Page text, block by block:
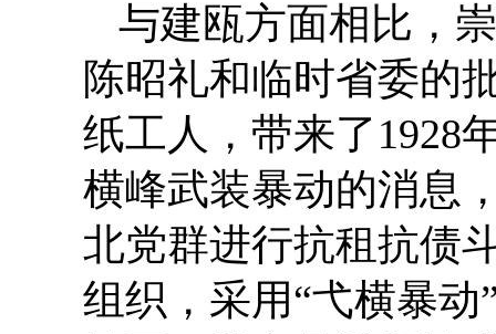
与建瓯方面相比，
陈昭礼和临时省委的
纸工人，带来了1928
横峰武装暴动的消息
北党群进行抗租抗债
组织，采用“弋横暴